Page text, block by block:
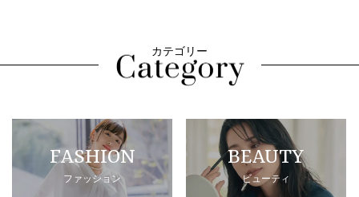
カテゴリー
FASHION
ファッション
BEAUTY
ビューティ